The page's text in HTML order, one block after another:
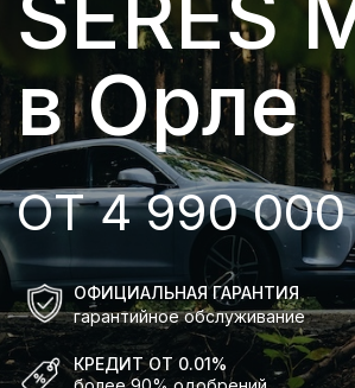
ПОЛУЧИТЬ СПЕЦПРЕДЛОЖЕНИЕ
ОТ 4 990 000 ₽
ОФИЦИАЛЬНАЯ ГАРАНТИЯ
гарантийное обслуживание
КРЕДИТ ОТ 0.01%
более 90% одобрений
ВЫГОДНЫЙ ТРЕЙД-ИН
выгода до 300 000 ₽. Оценка онлайн